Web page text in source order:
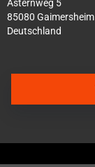
Asternweg 5
85080 Gaimersheim
Deutschland